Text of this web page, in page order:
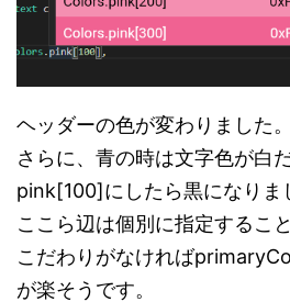
ヘッダーの色が変わりました。
さらに、青の時は文字色が白
pink[100]にしたら黒になりま
ここら辺は個別に指定するこ
こだわりがなければ
が楽そうです。